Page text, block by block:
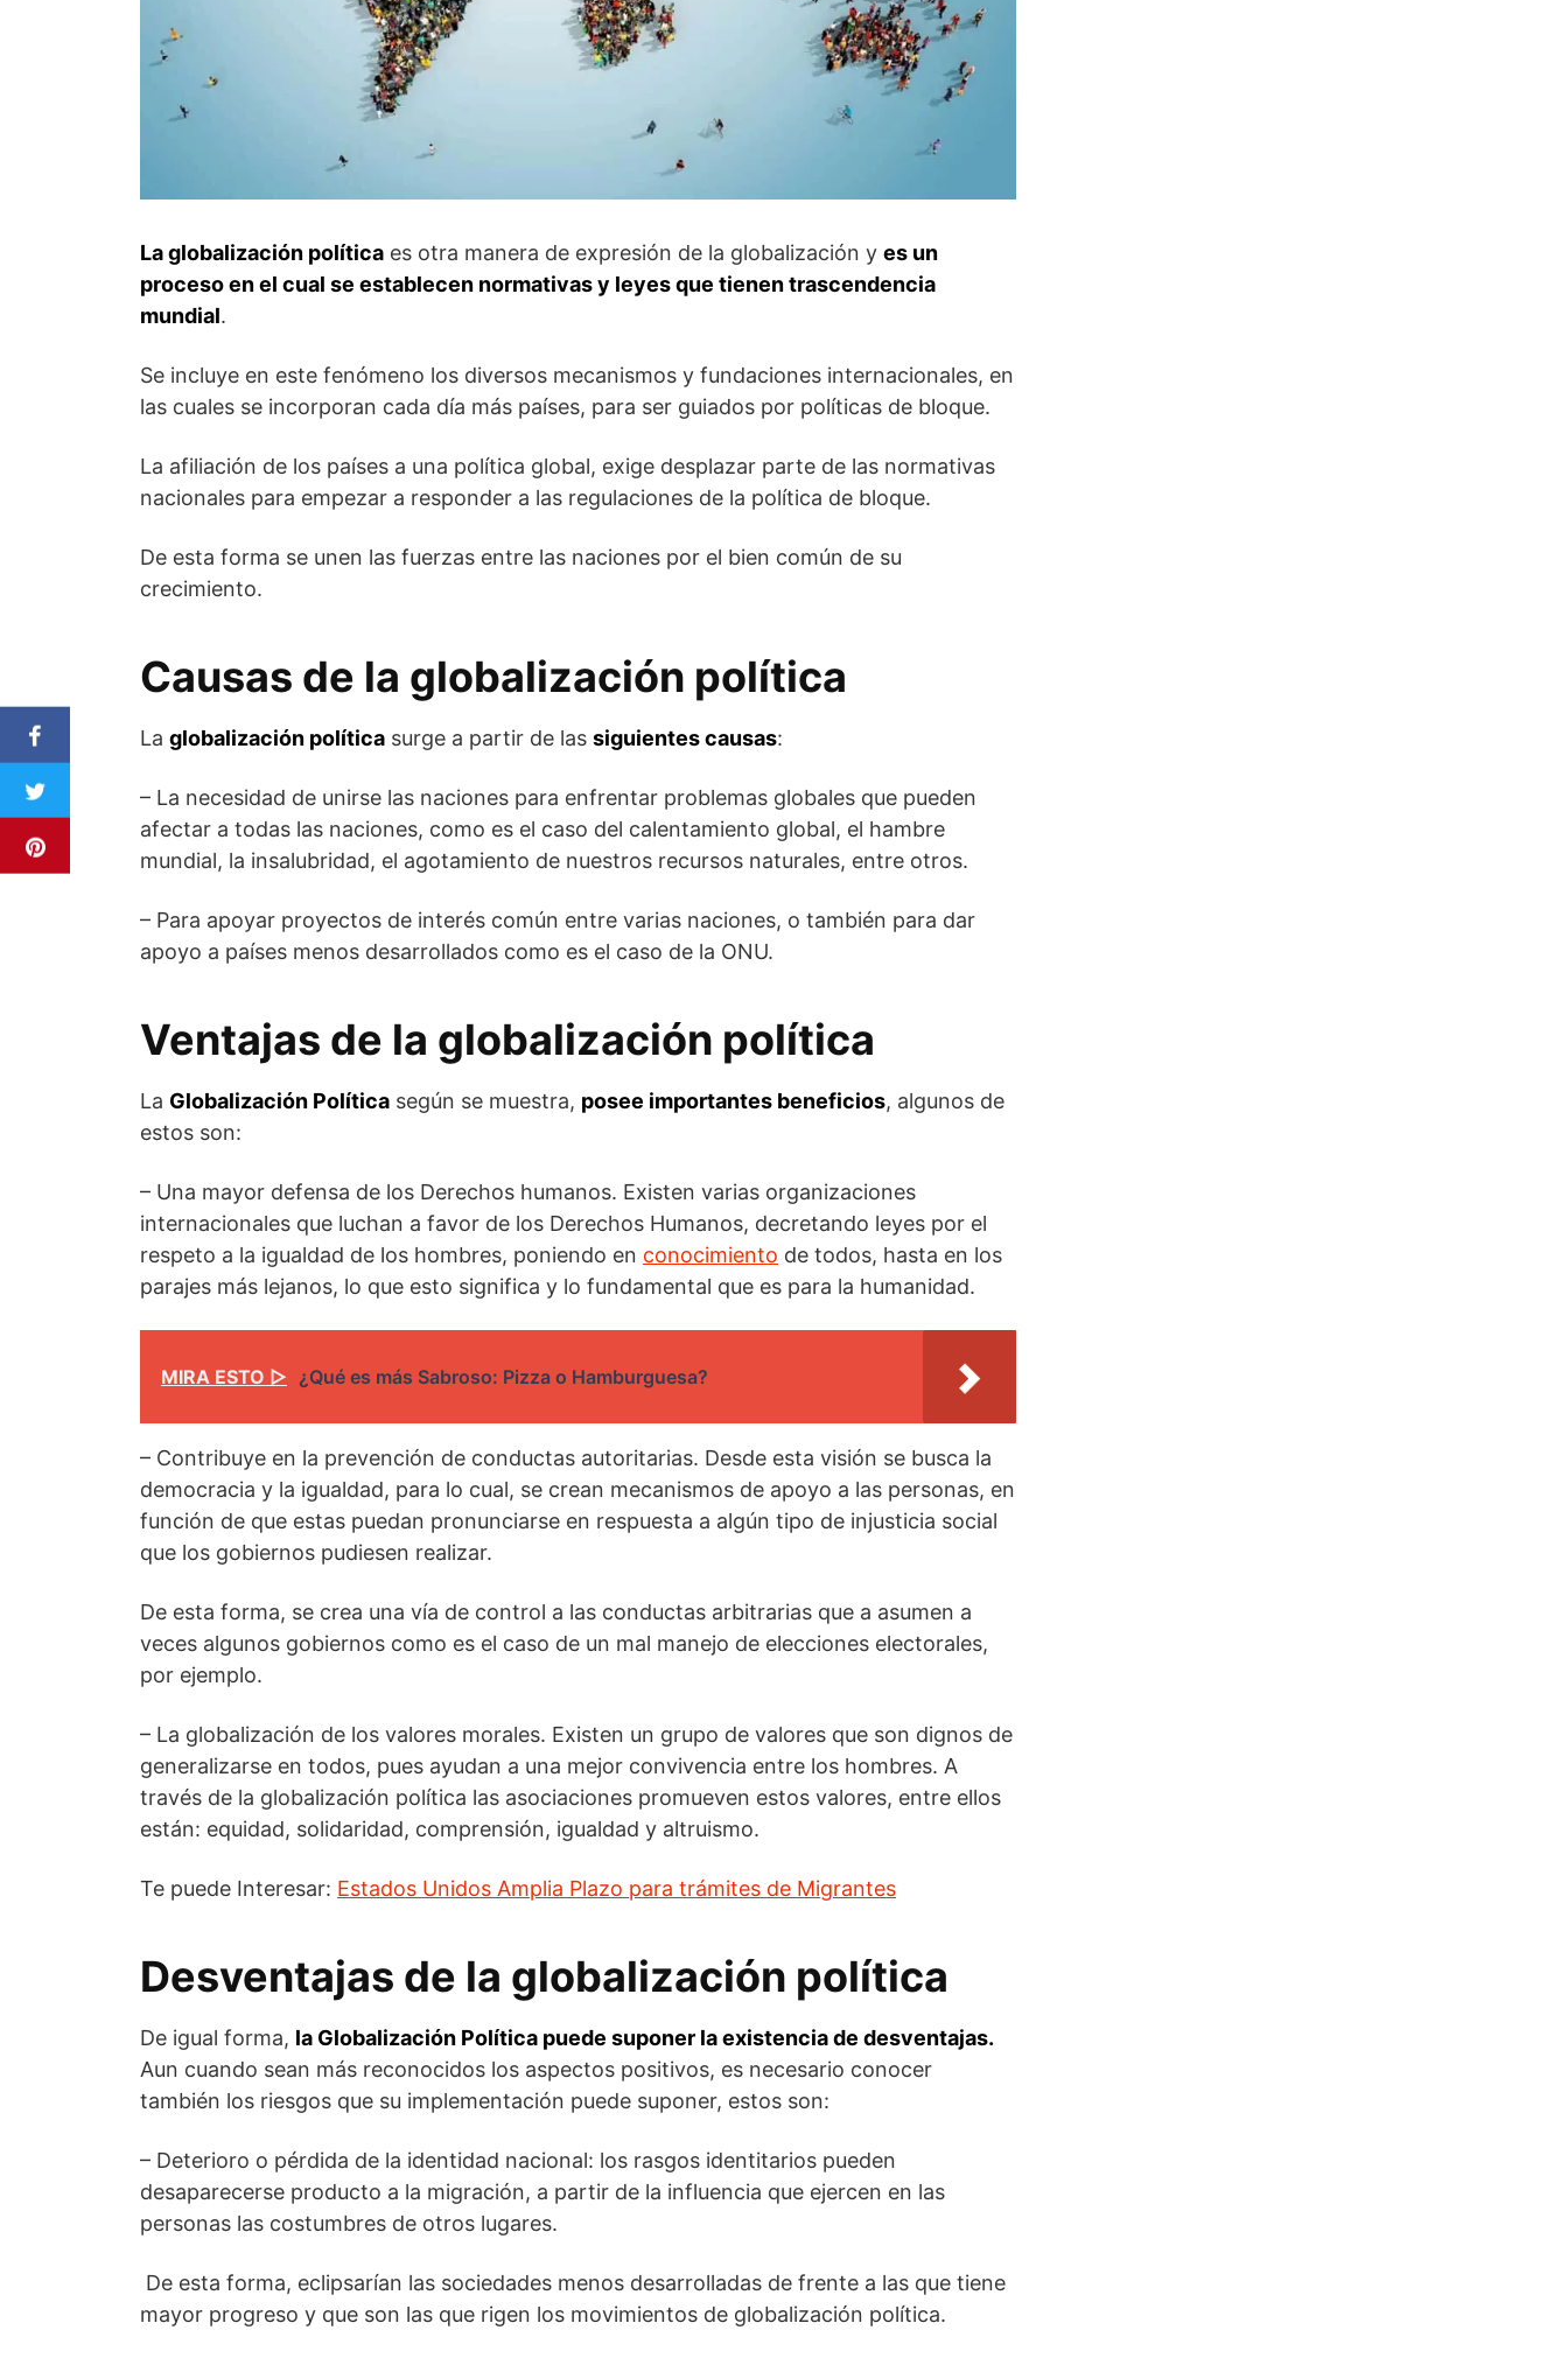
La globalización política es otra manera de expresión de la globalización y es un
proceso en el cual se establecen normativas y leyes que tienen trascendencia
mundial.
Se incluye en este fenómeno los diversos mecanismos y fundaciones internacionales, en
las cuales se incorporan cada día más países, para ser guiados por políticas de bloque.
La afiliación de los países a una política global, exige desplazar parte de las normativas
nacionales para empezar a responder a las regulaciones de la política de bloque.
De esta forma se unen las fuerzas entre las naciones por el bien común de su
crecimiento.
Causas de la globalización política
La globalización política surge a partir de las siguientes causas:
– La necesidad de unirse las naciones para enfrentar problemas globales que pueden
afectar a todas las naciones, como es el caso del calentamiento global, el hambre
mundial, la insalubridad, el agotamiento de nuestros recursos naturales, entre otros.
– Para apoyar proyectos de interés común entre varias naciones, o también para dar
apoyo a países menos desarrollados como es el caso de la ONU.
Ventajas de la globalización política
La Globalización Política según se muestra, posee importantes beneficios, algunos de
estos son:
– Una mayor defensa de los Derechos humanos. Existen varias organizaciones
internacionales que luchan a favor de los Derechos Humanos, decretando leyes por el
respeto a la igualdad de los hombres, poniendo en conocimiento de todos, hasta en los
parajes más lejanos, lo que esto significa y lo fundamental que es para la humanidad.
MIRA ESTO ▷ ¿Qué es más Sabroso: Pizza o Hamburguesa?
– Contribuye en la prevención de conductas autoritarias. Desde esta visión se busca la
democracia y la igualdad, para lo cual, se crean mecanismos de apoyo a las personas, en
función de que estas puedan pronunciarse en respuesta a algún tipo de injusticia social
que los gobiernos pudiesen realizar.
De esta forma, se crea una vía de control a las conductas arbitrarias que a asumen a
veces algunos gobiernos como es el caso de un mal manejo de elecciones electorales,
por ejemplo.
– La globalización de los valores morales. Existen un grupo de valores que son dignos de
generalizarse en todos, pues ayudan a una mejor convivencia entre los hombres. A
través de la globalización política las asociaciones promueven estos valores, entre ellos
están: equidad, solidaridad, comprensión, igualdad y altruismo.
Te puede Interesar: Estados Unidos Amplia Plazo para trámites de Migrantes
Desventajas de la globalización política
De igual forma, la Globalización Política puede suponer la existencia de desventajas.
Aun cuando sean más reconocidos los aspectos positivos, es necesario conocer
también los riesgos que su implementación puede suponer, estos son:
– Deterioro o pérdida de la identidad nacional: los rasgos identitarios pueden
desaparecerse producto a la migración, a partir de la influencia que ejercen en las
personas las costumbres de otros lugares.
De esta forma, eclipsarían las sociedades menos desarrolladas de frente a las que tiene
mayor progreso y que son las que rigen los movimientos de globalización política.